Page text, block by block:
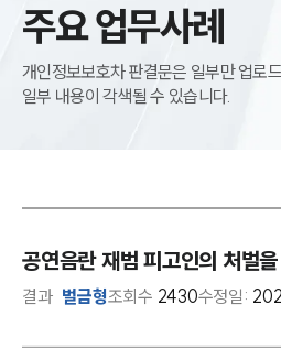
주요 업무사례
개인정보보호차 판결문은 일부만 업로
일부 내용이 각색될 수 있습니다.
공연음란 재범 피고인의 처벌
결과 벌금형조회수 2430수정일: